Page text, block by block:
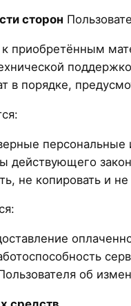
сторон
к приобретённым
в порядке,
действующего
не копировать и
об